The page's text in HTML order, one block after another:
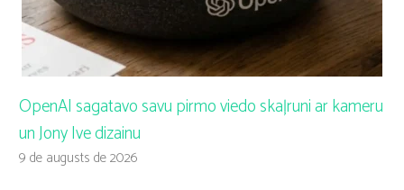
OpenAI sagatavo savu pirmo viedo skaļruni ar kameru
un Jony Ive dizainu
9 de augusts de 2026